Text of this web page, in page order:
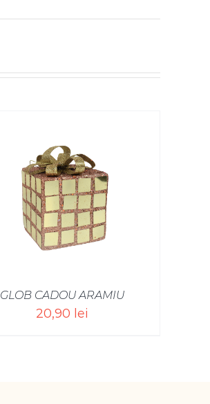
GLOB CADOU ARAMIU
20,90 lei